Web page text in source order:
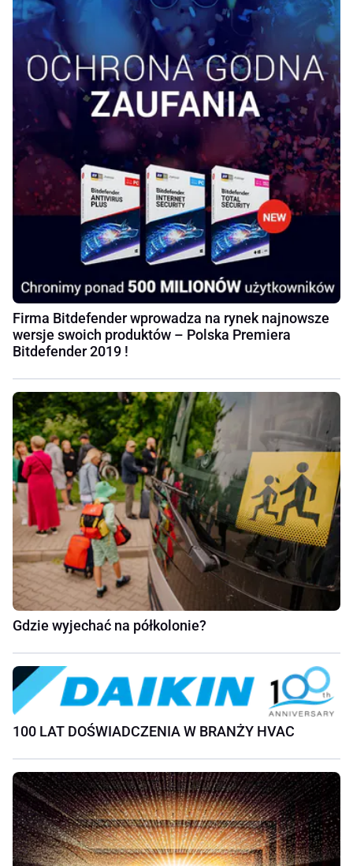
Firma Bitdefender wprowadza na rynek najnowsze
wersje swoich produktów – Polska Premiera
Bitdefender 2019 !
Gdzie wyjechać na półkolonie?
100 LAT DOŚWIADCZENIA W BRANŻY HVAC